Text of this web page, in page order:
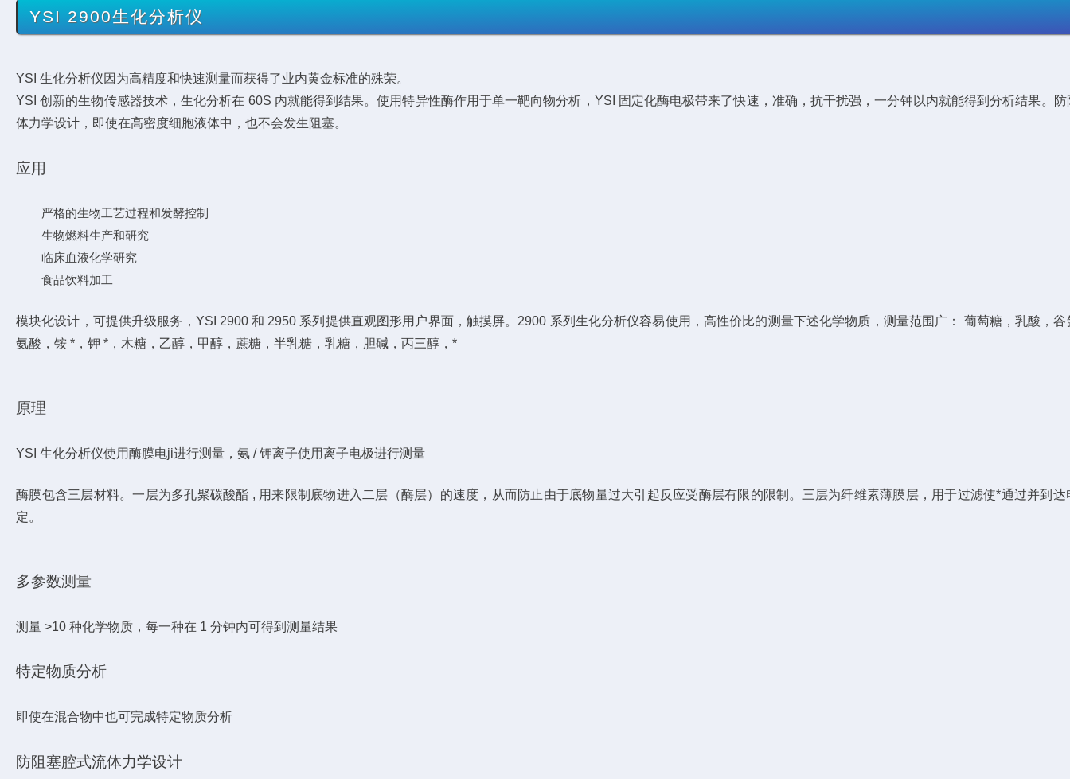
YSI 2900生化分析仪
YSI 生化分析仪因为高精度和快速测量而获得了业内黄金标准的殊荣。
YSI 创新的生物传感器技术，生化分析在 60S 内就能得到结果。使用特异性酶作用于单一靶向物分析，YSI 固定化酶电极带来了快速，准确，抗干扰强，一分钟以内就能得到分析结果。
体力学设计，即使在高密度细胞液体中，也不会发生阻塞。
应用
严格的生物工艺过程和发酵控制
生物燃料生产和研究
临床血液化学研究
食品饮料加工
模块化设计，可提供升级服务，YSI 2900 和 2950 系列提供直观图形用户界面，触摸屏。2900 系列生化分析仪容易使用，高性价比的测量下述化学物质，测量范围广： 葡萄糖，乳酸，谷
氨酸，铵 *，钾 *，木糖，乙醇，甲醇，蔗糖，半乳糖，乳糖，胆碱，丙三醇，*
原理
YSI 生化分析仪使用酶膜电ji进行测量，氨 / 钾离子使用离子电极进行测量
酶膜包含三层材料。一层为多孔聚碳酸酯 , 用来限制底物进入二层（酶层）的速度，从而防止由于底物量过大引起反应受酶层有限的限制。三层为纤维素薄膜层，用于过滤使*通过并到达
定。
多参数测量
测量 >10 种化学物质，每一种在 1 分钟内可得到测量结果
特定物质分析
即使在混合物中也可完成特定物质分析
防阻塞腔式流体力学设计